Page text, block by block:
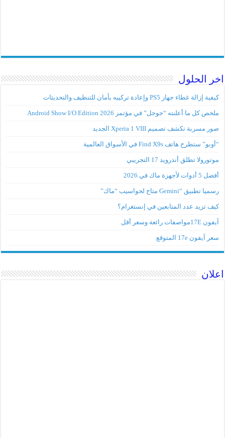
اخر الحلول
كيفية إزالة غطاء جهاز PS5 وإعادة تركيبه بأمان للتنظيف والتحديثات
ملخص كل ما أعلنته “جوجل” في مؤتمر Android Show I/O Edition 2026
صور مسربة تكشف تصميم Xperia 1 VIII الجديد
“أوبو” ستطرح هاتف Find X9s في الأسواق العالمية
موتورولا تطلق أندرويد 17 التجريبي
أفضل 5 أدوات لأجهزة ماك في 2026
رسميا تطبيق “Gemini متاح لحواسيب “ماك”
كيف تزيد عدد المتابعين في إنستغرام؟
آيفون 17Eمواصفات رائعة وسعر أقل
سعر آيفون 17e المتوقع
اعلان